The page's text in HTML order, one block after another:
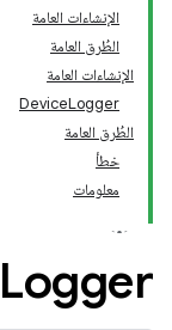
الإنشاءات العامة
الطُرق العامة
الإنشاءات العامة
DeviceLogger
الطُرق العامة
خطأ
معلومات
Logger